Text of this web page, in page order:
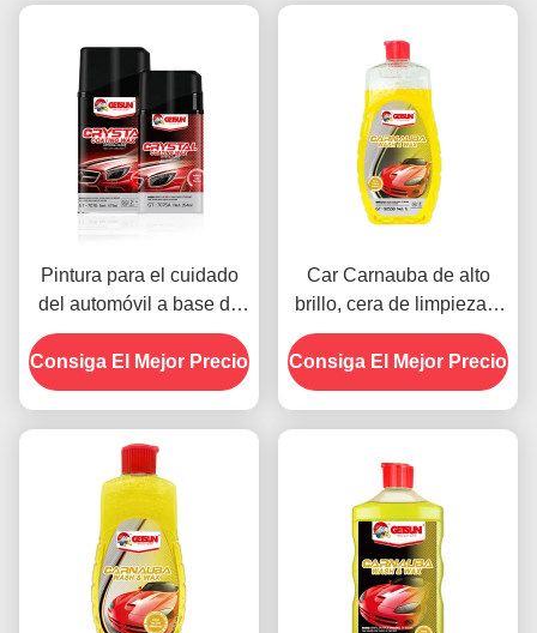
Pintura para el cuidado
del automóvil a base de
silicona de revestimiento
de cristal cera a prueba
de polvo 450g
Consiga El Mejor Precio
Car Carnauba de alto
brillo, cera de limpieza 2
en 1 resistente al agua y
a los arañazos
Consiga El Mejor Precio